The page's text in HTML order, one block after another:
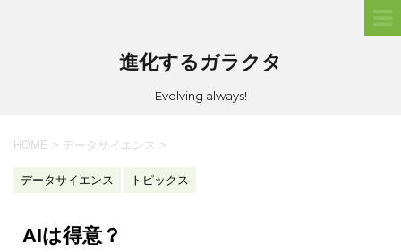
進化するガラクタ
Evolving always!
HOME > データサイエンス >
データサイエンス トピックス
AIは得意？